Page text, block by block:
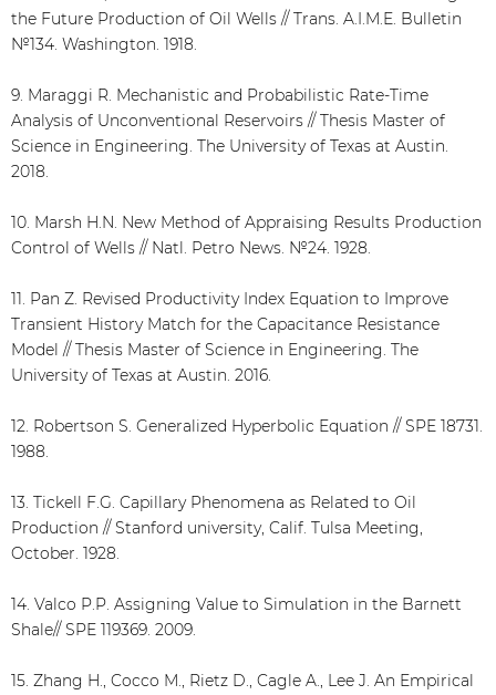
the Future Production of Oil Wells // Trans. A.I.M.E. Bulletin
№134. Washington. 1918.
9. Maraggi R. Mechanistic and Probabilistic Rate-Time
Analysis of Unconventional Reservoirs // Thesis Master of
Science in Engineering. The University of Texas at Austin.
2018.
10. Marsh H.N. New Method of Appraising Results Production
Control of Wells // Natl. Petro News. №24. 1928.
11. Pan Z. Revised Productivity Index Equation to Improve
Transient History Match for the Capacitance Resistance
Model // Thesis Master of Science in Engineering. The
University of Texas at Austin. 2016.
12. Robertson S. Generalized Hyperbolic Equation // SPE 18731.
1988.
13. Tickell F.G. Capillary Phenomena as Related to Oil
Production // Stanford university, Calif. Tulsa Meeting,
October. 1928.
14. Valco P.P. Assigning Value to Simulation in the Barnett
Shale// SPE 119369. 2009.
15. Zhang H., Cocco M., Rietz D., Cagle A., Lee J. An Empirical